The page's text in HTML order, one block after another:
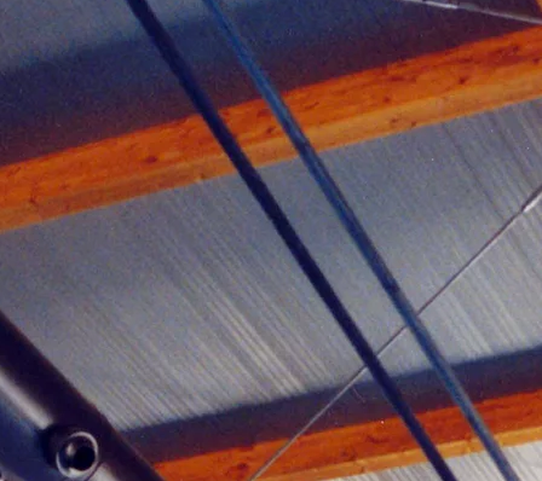
Correo electrónico*
Guarda mi nombre, correo electrónico y web en este navegador
para la próxima vez que comente.
© Montajes CIAB
Política de privacidad Aviso legal
Hosting ultrarrápido RADIA